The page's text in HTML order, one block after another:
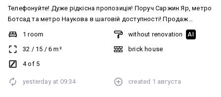
Телефонуйте! Дуже рідкісна пропозиція! Поруч Саржин Яр, метро
Ботсад та метро Наукова в шаговій доступності! Продаж
квартири в самому центрі міста Харків, за адресою проспект
Науки 32, цегляний будинок , квартира знаходиться на 4
поверсі/5. Квартира однокімнатна, простора 32м2 загальна
площа. Квартира в житловому стані, но більше під ремонт.
чекає квартира з великим потенціалом!
1 room
32 / 15 / 6 m²
4 of 5
without renovation AI
brick house
yesterday at 09:34 created 1 августа